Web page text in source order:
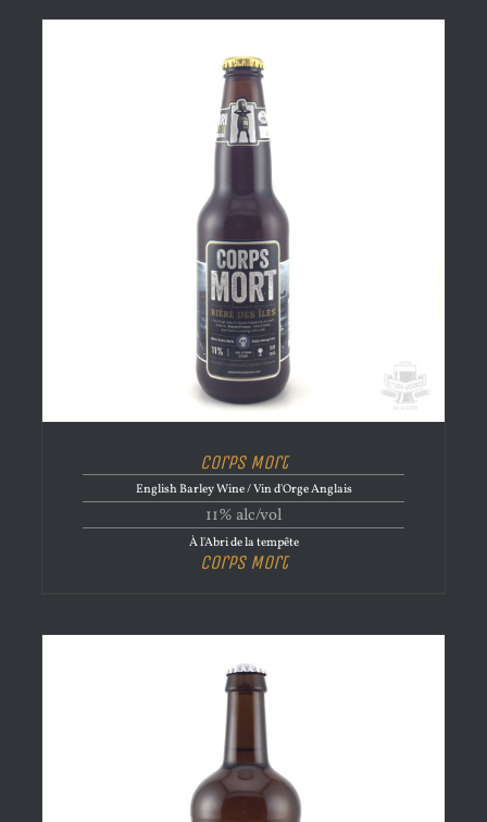
Corps Mort
English Barley Wine / Vin d'Orge Anglais
11% alc/vol
À l'Abri de la tempête
Corps Mort